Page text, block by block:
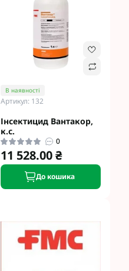
В наявності
Артикул: 132
Інсектицид Вантакор,
к.с.
0
11 528.00 ₴
До кошика